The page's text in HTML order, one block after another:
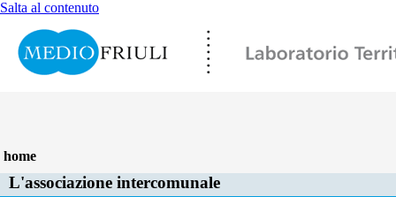
Salta al contenuto
home
L'associazione intercomunale